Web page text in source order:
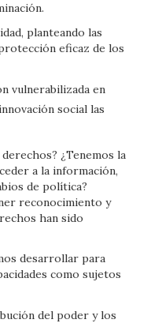
planteando las
eficaz de los
vulnerabilizada en
social las
¿Tenemos la
a la información,
de política?
reconocimiento y
han sido
desarrollar para
como sujetos
del poder y los